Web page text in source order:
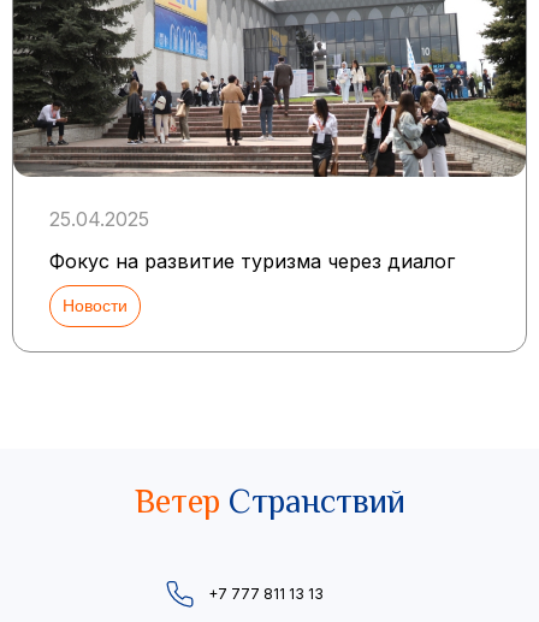
25.04.2025
Фокус на развитие туризма через диалог
Новости
Ветер Странствий
+7 777 811 13 13